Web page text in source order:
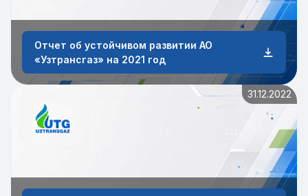
Отчет об устойчивом развитии АО
«Узтрансгаз» на 2021 год
31.12.2022